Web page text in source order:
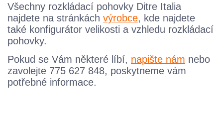
Všechny rozkládací pohovky Ditre Italia
najdete na stránkách výrobce, kde najdete
také konfigurátor velikosti a vzhledu rozkládací
pohovky.
Pokud se Vám některé líbí, napište nám nebo
zavolejte 775 627 848, poskytneme vám
potřebné informace.